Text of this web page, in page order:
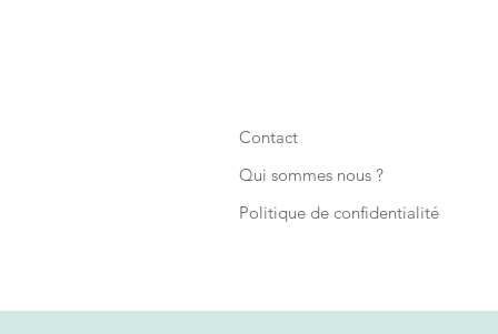
Contact
Qui sommes nous ?
Politique de confidentialité